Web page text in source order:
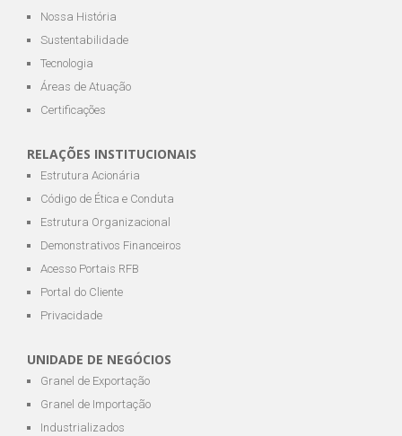
Nossa História
Sustentabilidade
Tecnologia
Áreas de Atuação
Certificações
RELAÇÕES INSTITUCIONAIS
Estrutura Acionária
Código de Ética e Conduta
Estrutura Organizacional
Demonstrativos Financeiros
Acesso Portais RFB
Portal do Cliente
Privacidade
UNIDADE DE NEGÓCIOS
Granel de Exportação
Granel de Importação
Industrializados